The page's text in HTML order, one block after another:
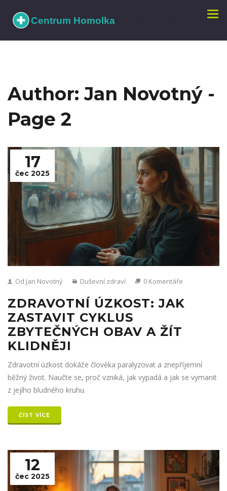
Author: Jan Novotný -
Page 2
17
čec 2025
Od Jan Novotný Duševní zdraví 0 Komentáře
ZDRAVOTNÍ ÚZKOST: JAK
ZASTAVIT CYKLUS
ZBYTEČNÝCH OBAV A ŽÍT
KLIDNĚJI
Zdravotní úzkost dokáže člověka paralyzovat a znepříjemní
běžný život. Naučte se, proč vzniká, jak vypadá a jak se vymanit
z jejího bludného kruhu.
ČÍST VÍCE
12
čec 2025